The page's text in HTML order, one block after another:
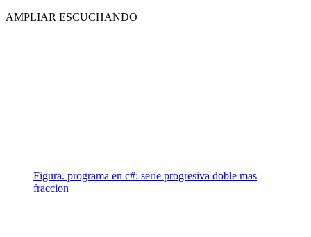
AMPLIAR ESCUCHANDO
Figura. programa en c#: serie progresiva doble mas
fraccion